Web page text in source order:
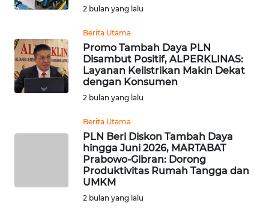
2 bulan yang lalu
Berita Utama
Promo Tambah Daya PLN
Disambut Positif, ALPERKLINAS:
Layanan Kelistrikan Makin Dekat
dengan Konsumen
2 bulan yang lalu
Berita Utama
PLN Beri Diskon Tambah Daya
hingga Juni 2026, MARTABAT
Prabowo-Gibran: Dorong
Produktivitas Rumah Tangga dan
UMKM
2 bulan yang lalu
News
Regional
WN
SUMUT
JAKARTA